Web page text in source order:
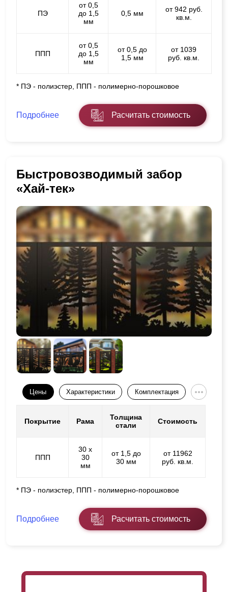
ПЭ
от 0,5
до 1,5
мм
0,5 мм
от 942 руб.
кв.м.
ППП
от 0,5
до 1,5
мм
от 0,5 до
1,5 мм
от 1039
руб. кв.м.
* ПЭ - полиэстер, ППП - полимерно-порошковое
Подробнее Расчитать стоимость
Быстровозводимый забор
«Хай-тек»
Цены Характеристики Комплектация
Покрытие Рама
Толщина
стали
Стоимость
ППП
30 х
30
мм
от 1,5 до
30 мм
от 11962
руб. кв.м.
* ПЭ - полиэстер, ППП - полимерно-порошковое
Подробнее Расчитать стоимость